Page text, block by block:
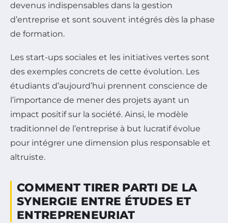
devenus indispensables dans la gestion
d’entreprise et sont souvent intégrés dès la phase
de formation.
Les start-ups sociales et les initiatives vertes sont
des exemples concrets de cette évolution. Les
étudiants d’aujourd’hui prennent conscience de
l’importance de mener des projets ayant un
impact positif sur la société. Ainsi, le modèle
traditionnel de l’entreprise à but lucratif évolue
pour intégrer une dimension plus responsable et
altruiste.
COMMENT TIRER PARTI DE LA
SYNERGIE ENTRE ÉTUDES ET
ENTREPRENEURIAT